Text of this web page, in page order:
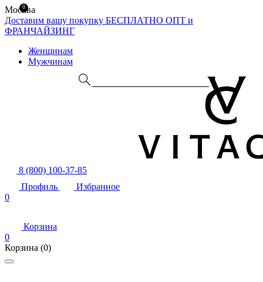
Москва
Доставим вашу покупку БЕСПЛАТНО ОПТ и
ФРАНЧАЙЗИНГ
Женщинам
Мужчинам
8 (800) 100-37-85
Профиль
Избранное
0
Корзина
0
Корзина (0)
0